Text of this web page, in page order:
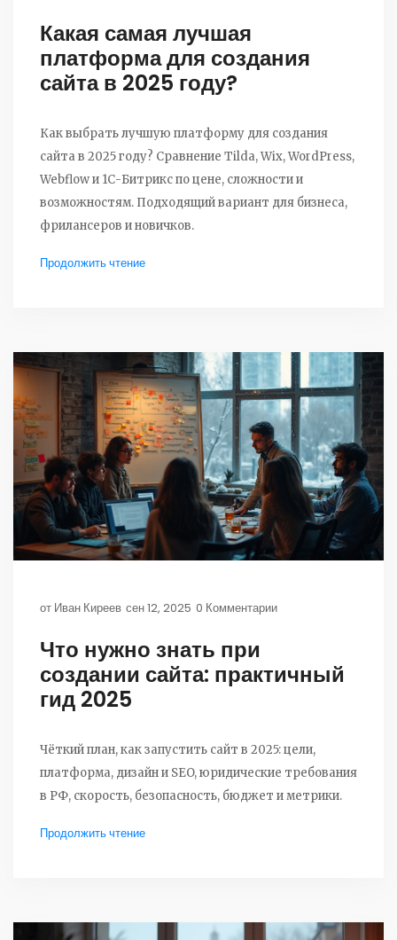
Какая самая лучшая
платформа для создания
сайта в 2025 году?
Как выбрать лучшую платформу для создания
сайта в 2025 году? Сравнение Tilda, Wix, WordPress,
Webflow и 1С-Битрикс по цене, сложности и
возможностям. Подходящий вариант для бизнеса,
фрилансеров и новичков.
Продолжить чтение
от Иван Киреев сен 12, 2025 0 Комментарии
Что нужно знать при
создании сайта: практичный
гид 2025
Чёткий план, как запустить сайт в 2025: цели,
платформа, дизайн и SEO, юридические требования
в РФ, скорость, безопасность, бюджет и метрики.
Продолжить чтение